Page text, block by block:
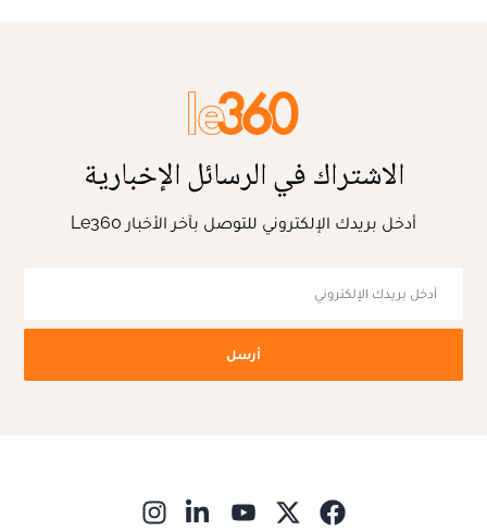
الاشتراك في الرسائل الإخبارية
أدخل بريدك الإلكتروني للتوصل بآخر الأخبار Le360
أرسل